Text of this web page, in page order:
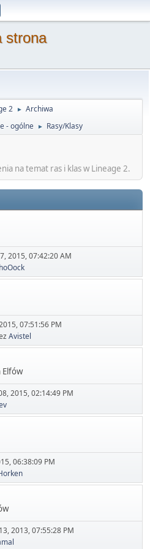
strona
2 ► Archiwa
- ogólne ► Rasy/Klasy
na temat ras i klas w Lineage 2.
2015, 07:42:20 AM
07:51:56 PM
Avistel
Elfów
2015, 02:14:49 PM
06:38:09 PM
2013, 07:55:28 PM